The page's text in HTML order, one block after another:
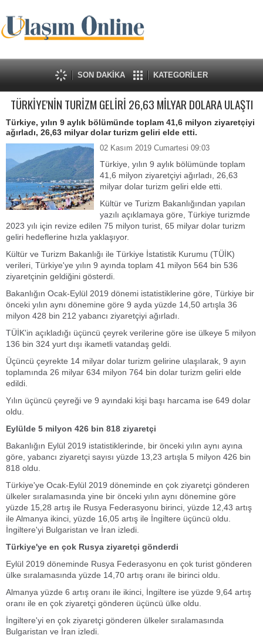
SON DAKİKA KATEGORİLER
TÜRKİYE'NİN TURİZM GELİRİ 26,63 MİLYAR DOLARA ULAŞTI
Türkiye, yılın 9 aylık bölümünde toplam 41,6 milyon ziyaretçiyi
ağırladı, 26,63 milyar dolar turizm geliri elde etti.
02 Kasım 2019 Cumartesi 09:03
Türkiye, yılın 9 aylık bölümünde toplam
41,6 milyon ziyaretçiyi ağırladı, 26,63
milyar dolar turizm geliri elde etti.
Kültür ve Turizm Bakanlığından yapılan
yazılı açıklamaya göre, Türkiye turizmde
2023 yılı için revize edilen 75 milyon turist, 65 milyar dolar turizm
geliri hedeflerine hızla yaklaşıyor.
Kültür ve Turizm Bakanlığı ile Türkiye İstatistik Kurumu (TÜİK)
verileri, Türkiye'ye yılın 9 ayında toplam 41 milyon 564 bin 536
ziyaretçinin geldiğini gösterdi.
Bakanlığın Ocak-Eylül 2019 dönemi istatistiklerine göre, Türkiye bir
önceki yılın aynı dönemine göre 9 ayda yüzde 14,50 artışla 36
milyon 428 bin 212 yabancı ziyaretçiyi ağırladı.
TÜİK'in açıkladığı üçüncü çeyrek verilerine göre ise ülkeye 5 milyon
136 bin 324 yurt dışı ikametli vatandaş geldi.
Üçüncü çeyrekte 14 milyar dolar turizm gelirine ulaşılarak, 9 ayın
toplamında 26 milyar 634 milyon 764 bin dolar turizm geliri elde
edildi.
Yılın üçüncü çeyreği ve 9 ayındaki kişi başı harcama ise 649 dolar
oldu.
Eylülde 5 milyon 426 bin 818 ziyaretçi
Bakanlığın Eylül 2019 istatistiklerinde, bir önceki yılın aynı ayına
göre, yabancı ziyaretçi sayısı yüzde 13,23 artışla 5 milyon 426 bin
818 oldu.
Türkiye'ye Ocak-Eylül 2019 döneminde en çok ziyaretçi gönderen
ülkeler sıralamasında yine bir önceki yılın aynı dönemine göre
yüzde 15,28 artış ile Rusya Federasyonu birinci, yüzde 12,43 artış
ile Almanya ikinci, yüzde 16,05 artış ile İngiltere üçüncü oldu.
İngiltere'yi Bulgaristan ve İran izledi.
Türkiye'ye en çok Rusya ziyaretçi gönderdi
Eylül 2019 döneminde Rusya Federasyonu en çok turist gönderen
ülke sıralamasında yüzde 14,70 artış oranı ile birinci oldu.
Almanya yüzde 6 artış oranı ile ikinci, İngiltere ise yüzde 9,64 artış
oranı ile en çok ziyaretçi gönderen üçüncü ülke oldu.
İngiltere'yi en çok ziyaretçi gönderen ülkeler sıralamasında
Bulgaristan ve İran izledi.